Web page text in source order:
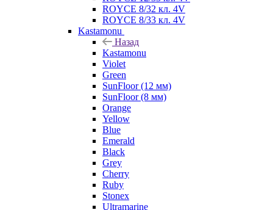
ROYCE 8/32 кл. 4V
ROYCE 8/33 кл. 4V
Kastamonu
Назад
Kastamonu
Violet
Green
SunFloor (12 мм)
SunFloor (8 мм)
Orange
Yellow
Blue
Emerald
Black
Grey
Cherry
Ruby
Stonex
Ultramarine